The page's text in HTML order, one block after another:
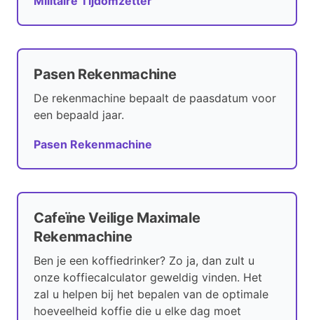
Pasen Rekenmachine
De rekenmachine bepaalt de paasdatum voor
een bepaald jaar.
Pasen Rekenmachine
Cafeïne Veilige Maximale
Rekenmachine
Ben je een koffiedrinker? Zo ja, dan zult u
onze koffiecalculator geweldig vinden. Het
zal u helpen bij het bepalen van de optimale
hoeveelheid koffie die u elke dag moet